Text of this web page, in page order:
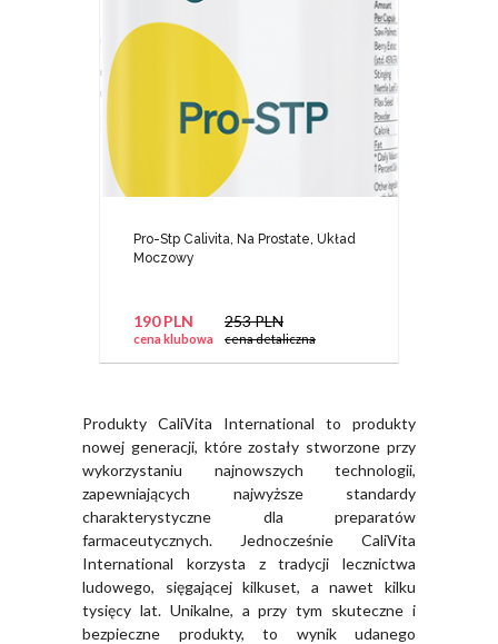
Pro-Stp Calivita, Na Prostate, Układ
Moczowy
190 PLN
cena klubowa
253 PLN
cena detaliczna
Produkty CaliVita International to produkty
nowej generacji, które zostały stworzone przy
wykorzystaniu najnowszych technologii,
zapewniających najwyższe standardy
charakterystyczne dla preparatów
farmaceutycznych. Jednocześnie CaliVita
International korzysta z tradycji lecznictwa
ludowego, sięgającej kilkuset, a nawet kilku
tysięcy lat. Unikalne, a przy tym skuteczne i
bezpieczne produkty, to wynik udanego